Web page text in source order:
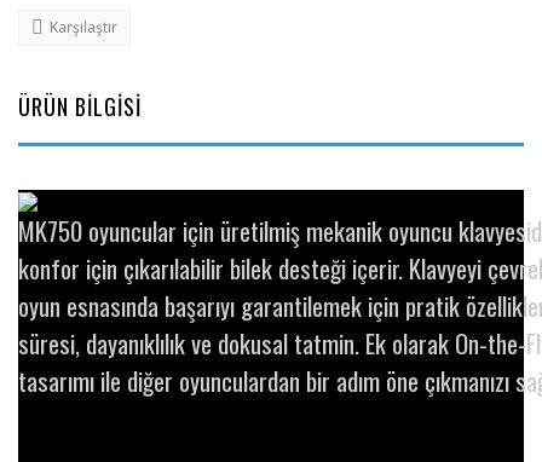
Karşılaştır
ÜRÜN BİLGİSİ
MK750 oyuncular için üretilmiş mekanik oyuncu
konfor için çıkarılabilir bilek desteği içerir. Klavyeyi
oyun esnasında başarıyı garantilemek için pratik
süresi, dayanıklılık ve dokusal tatmin. Ek olarak On-
tasarımı ile diğer oyunculardan bir adım öne çıkmanızı